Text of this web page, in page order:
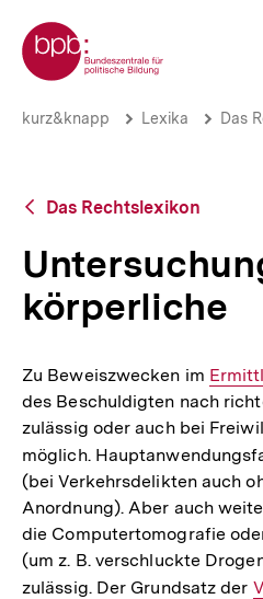
zum
Seiteninhalt
springen
Zur Startseite der bpb
Untersuchung,
Brotkrümelnavigation
kurz&knapp Lexika Das
Zurück
Übersicht
Das Rechtslexikon
körperliche
Zu Beweiszwecken im
Link:
des Beschuldigten nach
zulässig oder auch bei
möglich.
(bei Verkehrsdelikten auch
Anordnung). Aber auch
die Computertomografie
(um z. B. verschluckte
zulässig. Der Grundsatz der